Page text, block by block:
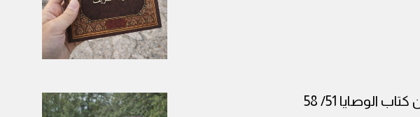
الوصايا 51/ 58